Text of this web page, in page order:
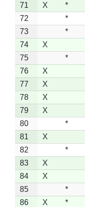
71 X *
72
*
73
*
74
X
75
*
76
X
77
X
78
X
79
X
80
*
81
X
82
*
83
X
84
X
85
*
86
X *